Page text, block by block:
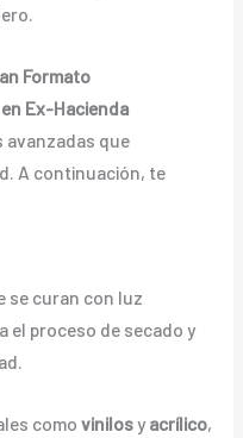
Formato
Ex-Hacienda
que
A continuación, te
se curan con luz
el proceso de secado y
comovinilosy acrílico,